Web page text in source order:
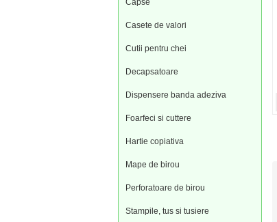
Capse
Casete de valori
Cutii pentru chei
Decapsatoare
Dispensere banda adeziva
Foarfeci si cuttere
Hartie copiativa
Mape de birou
Perforatoare de birou
Stampile, tus si tusiere